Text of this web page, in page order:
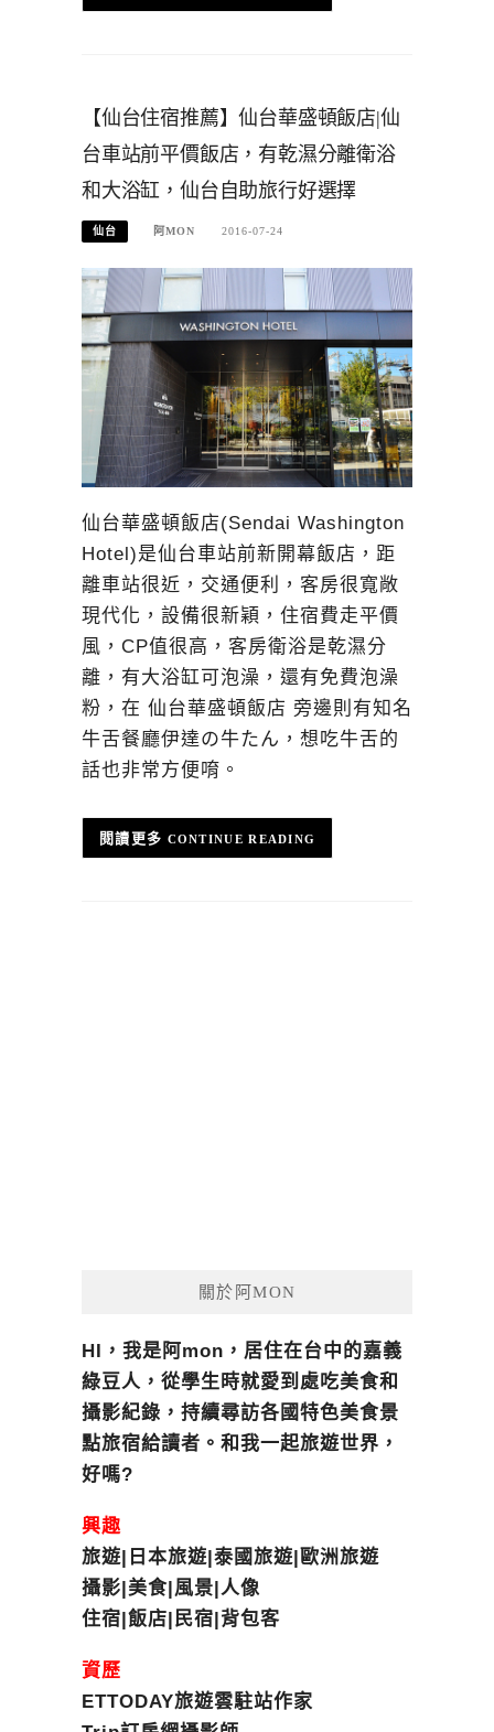
【仙台住宿推薦】仙台華盛頓飯店|仙
台車站前平價飯店，有乾濕分離衛浴
和大浴缸，仙台自助旅行好選擇
仙台 阿MON 2016-07-24
仙台華盛頓飯店(Sendai Washington
Hotel)是仙台車站前新開幕飯店，距
離車站很近，交通便利，客房很寬敞
現代化，設備很新穎，住宿費走平價
風，CP值很高，客房衛浴是乾濕分
離，有大浴缸可泡澡，還有免費泡澡
粉，在 仙台華盛頓飯店 旁邊則有知名
牛舌餐廳伊達の牛たん，想吃牛舌的
話也非常方便唷。
CONTINUE READING
關於阿MON
HI，我是阿mon，居住在台中的嘉義
綠豆人，從學生時就愛到處吃美食和
攝影紀錄，持續尋訪各國特色美食景
點旅宿給讀者。和我一起旅遊世界，
好嗎?
興趣
旅遊|日本旅遊|泰國旅遊|歐洲旅遊
攝影|美食|風景|人像
住宿|飯店|民宿|背包客
資歷
ETTODAY旅遊雲駐站作家